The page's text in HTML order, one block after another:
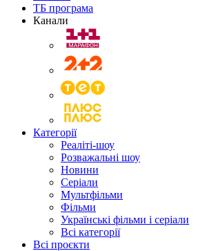
ТБ програма
Канали
Категорії
Реаліті-шоу
Розважальні шоу
Новини
Серіали
Мультфільми
Фільми
Українські фільми і серіали
Всі категорії
Всі проєкти